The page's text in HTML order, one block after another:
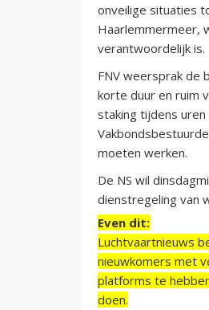
onveilige situaties
Haarlemmermeer,
verantwoordelijk is.
FNV weersprak de
korte duur en ruim
staking tijdens
moeten werken.
De NS wil
dienstregeling van
Even dit:
Luchtvaartnieuws
nieuwkomers met
platforms te
doen.